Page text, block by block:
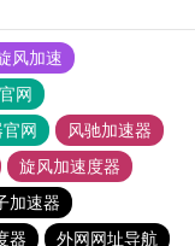
风加速
网
网
风驰加速器
旋风加速度器
加速器
器 外网网址导航